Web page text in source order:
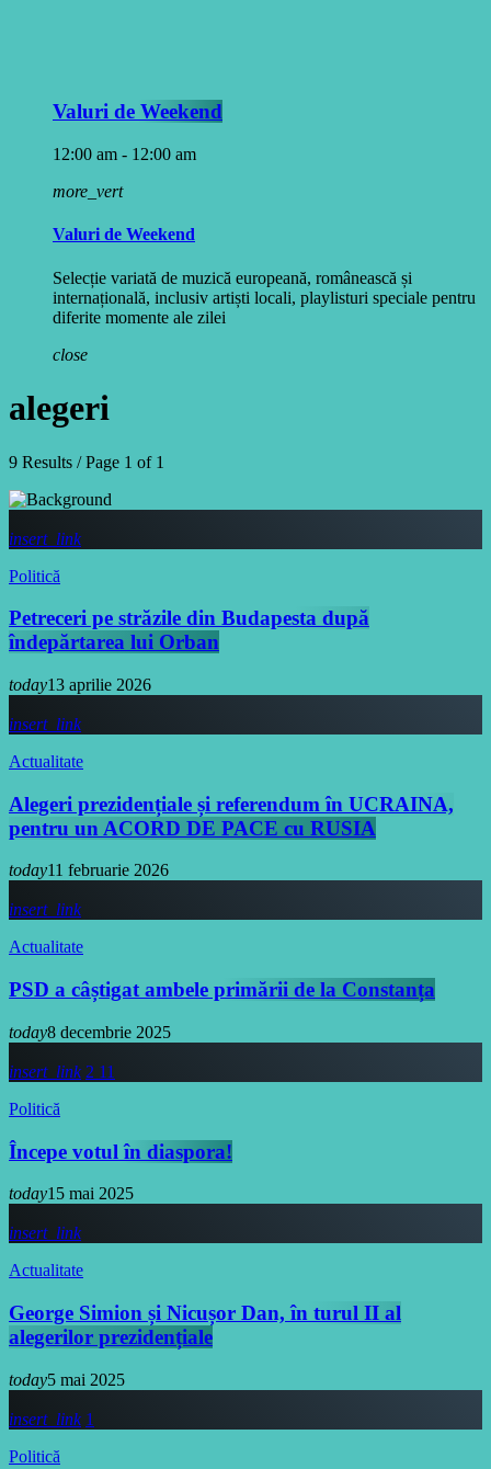
Valuri de Weekend
12:00 am - 12:00 am
more_vert
Valuri de Weekend
Selecție variată de muzică europeană, românească și
internațională, inclusiv artiști locali, playlisturi speciale pentru
diferite momente ale zilei
close
alegeri
9 Results / Page 1 of 1
insert_link
Politică
Petreceri pe străzile din Budapesta după
îndepărtarea lui Orban
today13 aprilie 2026
insert_link
Actualitate
Alegeri prezidențiale și referendum în UCRAINA,
pentru un ACORD DE PACE cu RUSIA
today11 februarie 2026
insert_link
Actualitate
PSD a câștigat ambele primării de la Constanța
today8 decembrie 2025
insert_link 2 11
Politică
Începe votul în diaspora!
today15 mai 2025
insert_link
Actualitate
George Simion și Nicușor Dan, în turul II al
alegerilor prezidențiale
today5 mai 2025
insert_link 1
Politică